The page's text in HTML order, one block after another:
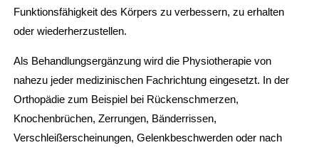
Funktionsfähigkeit des Körpers zu verbessern, zu erhalten
oder wiederherzustellen.
Als Behandlungsergänzung wird die Physiotherapie von
nahezu jeder medizinischen Fachrichtung eingesetzt. In der
Orthopädie zum Beispiel bei Rückenschmerzen,
Knochenbrüchen, Zerrungen, Bänderrissen,
Verschleißerscheinungen, Gelenkbeschwerden oder nach